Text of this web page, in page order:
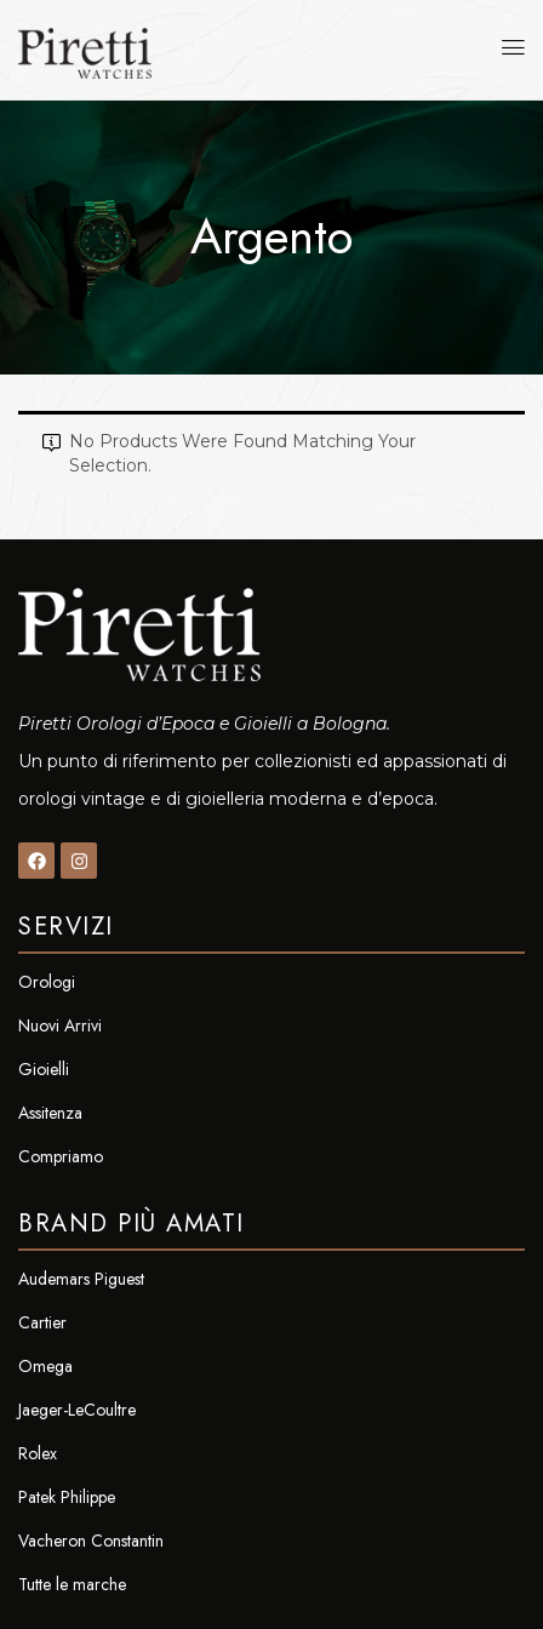
Argento
No Products Were Found Matching Your
Selection.
Piretti Orologi d’Epoca e Gioielli a Bologna.
Un punto di riferimento per collezionisti ed appassionati di
orologi vintage e di gioielleria moderna e d’epoca.
SERVIZI
Orologi
Nuovi Arrivi
Gioielli
Assitenza
Compriamo
BRAND PIÙ AMATI
Audemars Piguest
Cartier
Omega
Jaeger-LeCoultre
Rolex
Patek Philippe
Vacheron Constantin
Tutte le marche